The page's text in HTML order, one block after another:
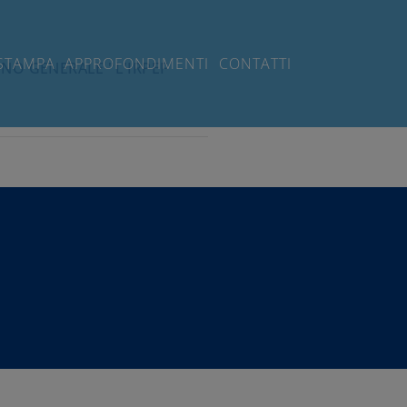
APPROFONDIMENTI CONTATTI
GENERALE "L'IRPEF